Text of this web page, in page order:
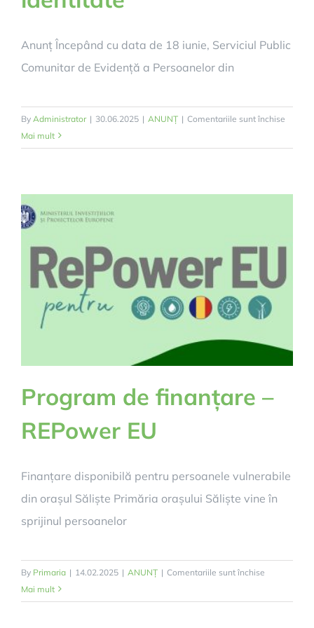
așteptăm
drag!
Anunț Începând cu data de 18 iunie, Serviciul Public
Comunitar de Evidență a Persoanelor din
By Administrator | 30.06.2025 | ANUNȚ | Comentariile sunt închise
Mai mult
Program de finanțare –
REPower EU
Finanțare disponibilă pentru persoanele vulnerabile
din orașul Săliște Primăria orașului Săliște vine în
sprijinul persoanelor
By Primaria | 14.02.2025 | ANUNȚ | Comentariile sunt închise
de
Mai mult